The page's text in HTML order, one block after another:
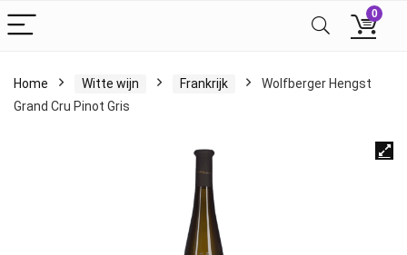
0
Home Witte wijn Frankrijk
Wolfberger Hengst
Grand Cru Pinot Gris